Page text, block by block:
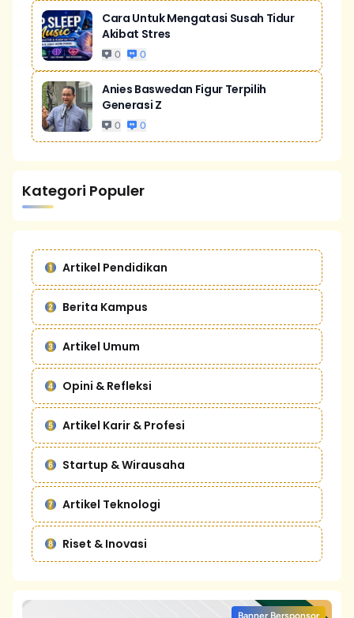
Cara Untuk Mengatasi Susah Tidur
Akibat Stres
0 0
Anies Baswedan Figur Terpilih
Generasi Z
0 0
Kategori Populer
Artikel Pendidikan
Berita Kampus
Artikel Umum
Opini & Refleksi
Artikel Karir & Profesi
Startup & Wirausaha
Artikel Teknologi
Riset & Inovasi
Banner Bersponsor